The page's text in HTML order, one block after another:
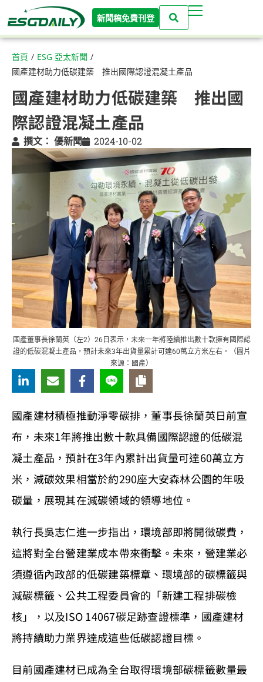
新聞稿免費刊登
首頁 / ESG 亞太新聞 /
國產建材助力低碳建築 推出國際認證混凝土產品
國產建材助力低碳建築 推出國
際認證混凝土產品
撰文： 優新聞 2024-10-02
國產董事長徐蘭英（左2）26日表示，未來一年將陸續推出數十款擁有國際認
證的低碳混凝土產品，預計未來3年出貨量累計可達60萬立方米左右。（圖片
來源：國產）
國產建材積極推動淨零碳排，董事長徐蘭英日前宣
布，未來1年將推出數十款具備國際認證的低碳混
凝土產品，預計在3年內累計出貨量可達60萬立方
米，減碳效果相當於約290座大安森林公園的年吸
碳量，展現其在減碳領域的領導地位。
執行長吳志仁進一步指出，環境部即將開徵碳費，
這將對全台營建業成本帶來衝擊。未來，營建業必
須遵循內政部的低碳建築標章、環境部的碳標籤與
減碳標籤、公共工程委員會的「新建工程排碳檢
核」，以及ISO 14067碳足跡查證標準，國產建材
將持續助力業界達成這些低碳認證目標。
目前國產建材已成為全台取得環境部碳標籤數量最